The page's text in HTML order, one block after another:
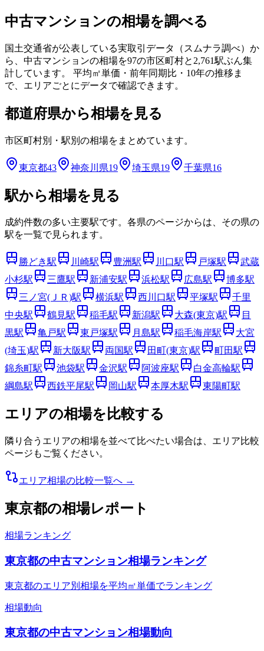
中古マンションの相場を調べる
国土交通省が公表している実取引データ（スムナラ調べ）か
ら、中古マンションの相場を97の市区町村と 2,761駅ぶん集
計しています。 平均㎡単価・前年同期比・10年の推移ま
で、エリアごとにデータで確認できます。
都道府県から相場を見る
市区町村別・駅別の相場をまとめています。
東京都43 神奈川県19 埼玉県19 千葉県16
駅から相場を見る
成約件数の多い主要駅です。各県のページからは、その県の
駅を一覧で見られます。
勝どき駅 川崎駅 豊洲駅 川口駅 戸塚駅
武蔵
小杉駅 三鷹駅 新浦安駅 浜松駅 広島駅 博多駅
三ノ宮(ＪＲ)駅 横浜駅 西川口駅 平塚駅
千里
中央駅 鶴見駅 稲毛駅 新潟駅 大森(東京)駅
目
黒駅 亀戸駅 東戸塚駅 月島駅 稲毛海岸駅
大宮
(埼玉)駅 新大阪駅 両国駅 田町(東京)駅 町田駅
錦糸町駅 池袋駅 金沢駅 阿波座駅 白金高輪駅
綱島駅 西鉄平尾駅 岡山駅 本厚木駅 東陽町駅
エリアの相場を比較する
隣り合うエリアの相場を並べて比べたい場合は、エリア比較
ページもご覧ください。
エリア相場の比較一覧へ →
東京都の相場レポート
相場ランキング
東京都の中古マンション相場ランキング
東京都のエリア別相場を平均㎡単価でランキング
相場動向
東京都の中古マンション相場動向